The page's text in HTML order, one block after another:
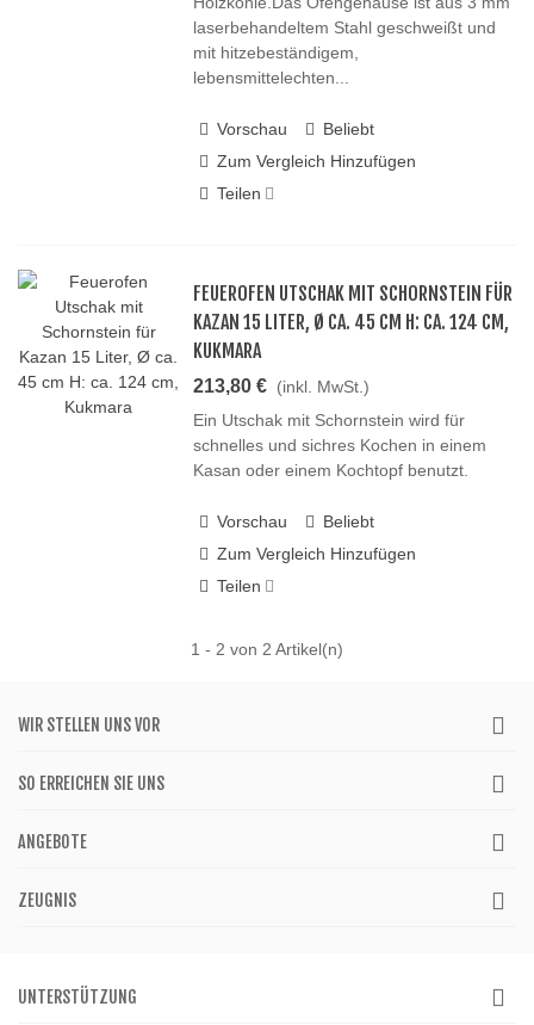
laserbehandeltem Stahl geschweißt und
mit hitzebeständigem,
lebensmittelechten...
Vorschau
Beliebt
Zum Vergleich Hinzufügen
Teilen
FEUEROFEN UTSCHAK MIT SCHORNSTEIN FÜR
KAZAN 15 LITER, Ø CA. 45 CM H: CA. 124 CM,
KUKMARA
213,80 € (inkl. MwSt.)
Ein Utschak mit Schornstein wird für
schnelles und sichres Kochen in einem
Kasan oder einem Kochtopf benutzt.
Vorschau
Beliebt
Zum Vergleich Hinzufügen
Teilen
1 - 2 von 2 Artikel(n)
WIR STELLEN UNS VOR
SO ERREICHEN SIE UNS
ANGEBOTE
ZEUGNIS
UNTERSTÜTZUNG